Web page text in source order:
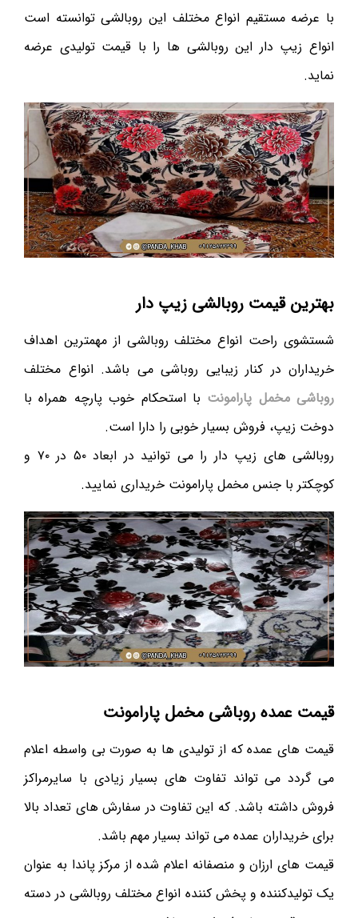
با عرضه مستقیم انواع مختلف این روبالشی توانسته است
انواع زیپ دار این روبالشی ها را با قیمت تولیدی عرضه
نماید.
بهترین قیمت روبالشی زیپ دار
شستشوی راحت انواع مختلف روبالشی از مهمترین اهداف
خریداران در کنار زیبایی روباشی می باشد. انواع مختلف
روباشی مخمل پارامونت با استحکام خوب پارچه همراه با
دوخت زیپ، فروش بسیار خوبی را دارا است.
روبالشی های زیپ دار را می توانید در ابعاد ۵۰ در ۷۰ و
کوچکتر با جنس مخمل پارامونت خریداری نمایید.
قیمت عمده روباشی مخمل پارامونت
قیمت های عمده که از تولیدی ها به صورت بی واسطه اعلام
می گردد می تواند تفاوت های بسیار زیادی با سایرمراکز
فروش داشته باشد. که این تفاوت در سفارش های تعداد بالا
برای خریداران عمده می تواند بسیار مهم باشد.
قیمت های ارزان و منصفانه اعلام شده از مرکز پاندا به عنوان
یک تولیدکننده و پخش کننده انواع مختلف روبالشی در دسته